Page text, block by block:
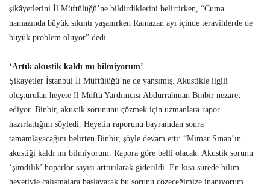
şikâyetlerini İl Müftülüğü’ne bildirdiklerini belirtirken, “Cuma
namazında büyük sıkıntı yaşanırken Ramazan ayı içinde teravihlerde de
büyük problem oluyor” dedi.
‘Artık akustik kaldı mı bilmiyorum’
Şikayetler İstanbul İl Müftülüğü’ne de yansımış. Akustikle ilgili
oluşturulan heyete İl Müftü Yardımcısı Abdurrahman Binbir nezaret
ediyor. Binbir, akustik sorununu çözmek için uzmanlara rapor
hazırlattığını söyledi. Heyetin raporunu bayramdan sonra
tamamlayacağını belirten Binbir, şöyle devam etti: “Mimar Sinan’ın
akustiği kaldı mı bilmiyorum. Rapora göre belli olacak. Akustik sorunu
‘şimdilik’ hoparlör sayısı arttırılarak giderildi. En kısa sürede bilim
heyetiyle çalışmalara başlayarak bu sorunu çözeceğimize inanıyorum.